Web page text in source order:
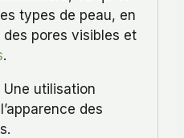
types de peau, en
pores visibles et
.
Une utilisation
des